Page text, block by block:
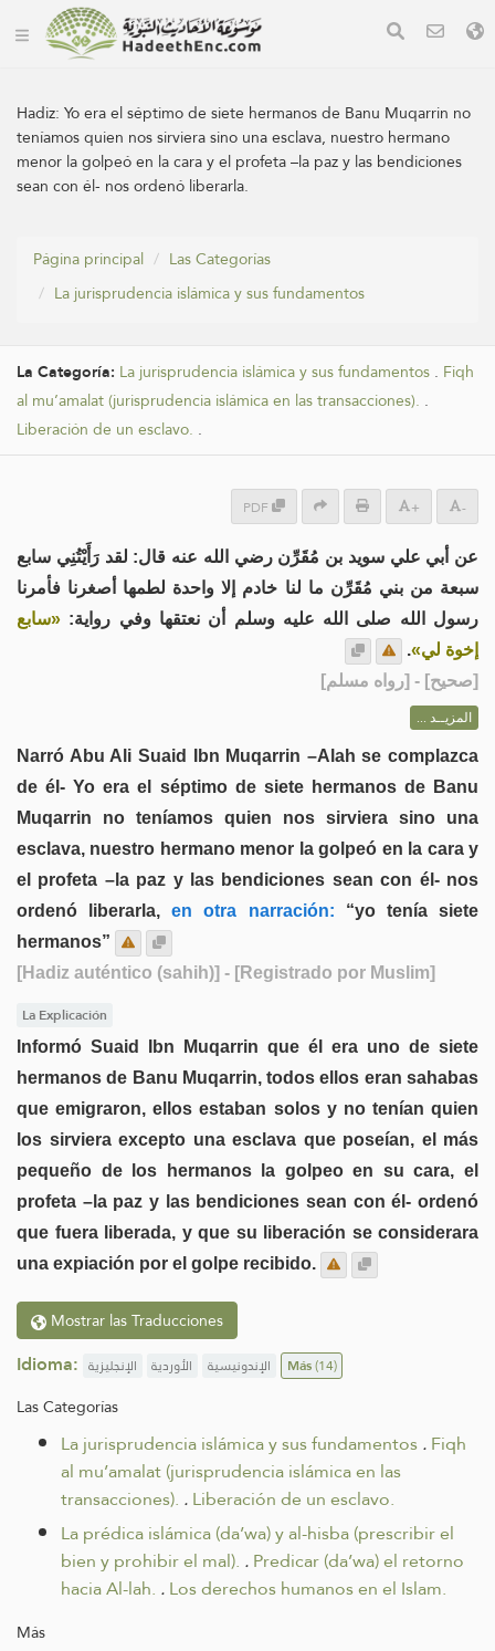
Hadiz:Yo era el séptimo de siete hermanos de Banu Muqarrin no
teníamos quien nos sirviera sino una esclava, nuestro hermano
menor la golpeó en la cara y el profeta –la paz y las bendiciones
sean con él- nos ordenó liberarla.
Página principal
Las Categorías
La jurisprudencia islámica y sus fundamentos
La Categoría: La jurisprudencia islámica y sus fundamentos . Fiqh
al mu’amalat (jurisprudencia islámica en las transacciones). .
Liberación de un esclavo. .
PDF + -
عن أبي علي سويد بن مُقَرِّن رضي الله عنه قال: لقد رَأَيْتُنِي سابع
سبعة من بني مُقَرِّن ما لنا خادم إلا واحدة لطمها أصغرنا فأمرنا
رسول الله صلى الله عليه وسلم أن نعتقها وفي رواية: «سابع
إخوة لي».
[صحيح] - [رواه مسلم]
المزيــد ...
Narró Abu Ali Suaid Ibn Muqarrin –Alah se complazca
de él- Yo era el séptimo de siete hermanos de Banu
Muqarrin no teníamos quien nos sirviera sino una
esclava, nuestro hermano menor la golpeó en la cara y
el profeta –la paz y las bendiciones sean con él- nos
ordenó liberarla, en otra narración: “yo tenía siete
hermanos”
[Hadiz auténtico (sahih)] - [Registrado por Muslim]
La Explicación
Informó Suaid Ibn Muqarrin que él era uno de siete
hermanos de Banu Muqarrin, todos ellos eran sahabas
que emigraron, ellos estaban solos y no tenían quien
los sirviera excepto una esclava que poseían, el más
pequeño de los hermanos la golpeo en su cara, el
profeta –la paz y las bendiciones sean con él- ordenó
que fuera liberada, y que su liberación se considerara
una expiación por el golpe recibido.
Mostrar las Traducciones
Idioma: الإنجليزية الأوردية الإندونيسية Más(14)
Las Categorías
La jurisprudencia islámica y sus fundamentos.Fiqh
al mu’amalat (jurisprudencia islámica en las
transacciones). .Liberación de un esclavo.
La prédica islámica (da’wa) y al-hisba (prescribir el
bien y prohibir el mal). .Predicar (da’wa) el retorno
hacia Al-lah. .Los derechos humanos en el Islam.
Más